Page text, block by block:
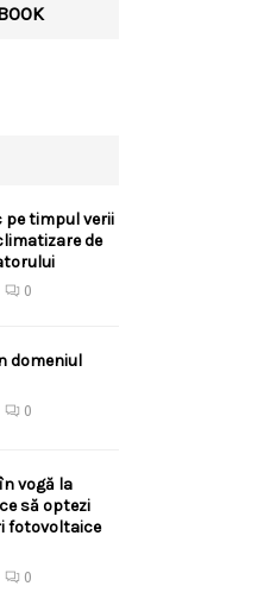
timpul verii
de
0
domeniul
0
vogă la
să optezi
fotovoltaice
0